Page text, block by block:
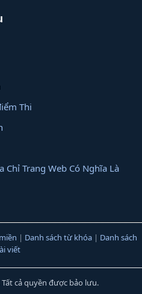
Thi
Chỉ Trang Web Có Nghĩa Là
| Danh sách từ khóa | Danh sách
viết
cả quyền được bảo lưu.